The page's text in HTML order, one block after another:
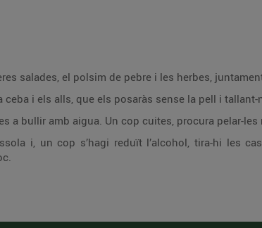
salades, el polsim de pebre i les herbes,
i els alls, que els posaràs sense la pell i
a bullir amb aigua. Un cop cuites, procura pelar-
i, un cop s’hagi reduït l’alcohol, tira-hi les